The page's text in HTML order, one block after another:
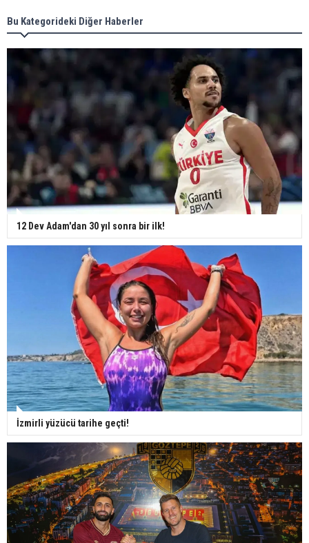
Bu Kategorideki Diğer Haberler
12 Dev Adam'dan 30 yıl sonra bir ilk!
İzmirli yüzücü tarihe geçti!